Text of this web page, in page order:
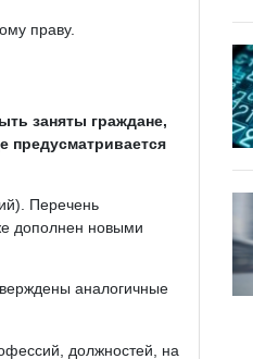
праву.
заняты граждане,
предусматривается
Перечень
дополнен новыми
аналогичные
должностей, на